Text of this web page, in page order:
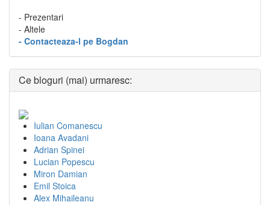
- Prezentari
- Altele
- Contacteaza-l pe Bogdan
Ce bloguri (mai) urmaresc:
Iulian Comanescu
Ioana Avadani
Adrian Spinei
Lucian Popescu
Miron Damian
Emil Stoica
Alex Mihaileanu